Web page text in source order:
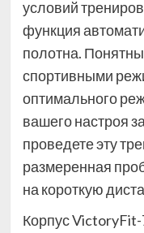
условий
функция
полотна.
спортивными
оптимального
вашего настроя
проведете эту
размеренная
на короткую
Корпус